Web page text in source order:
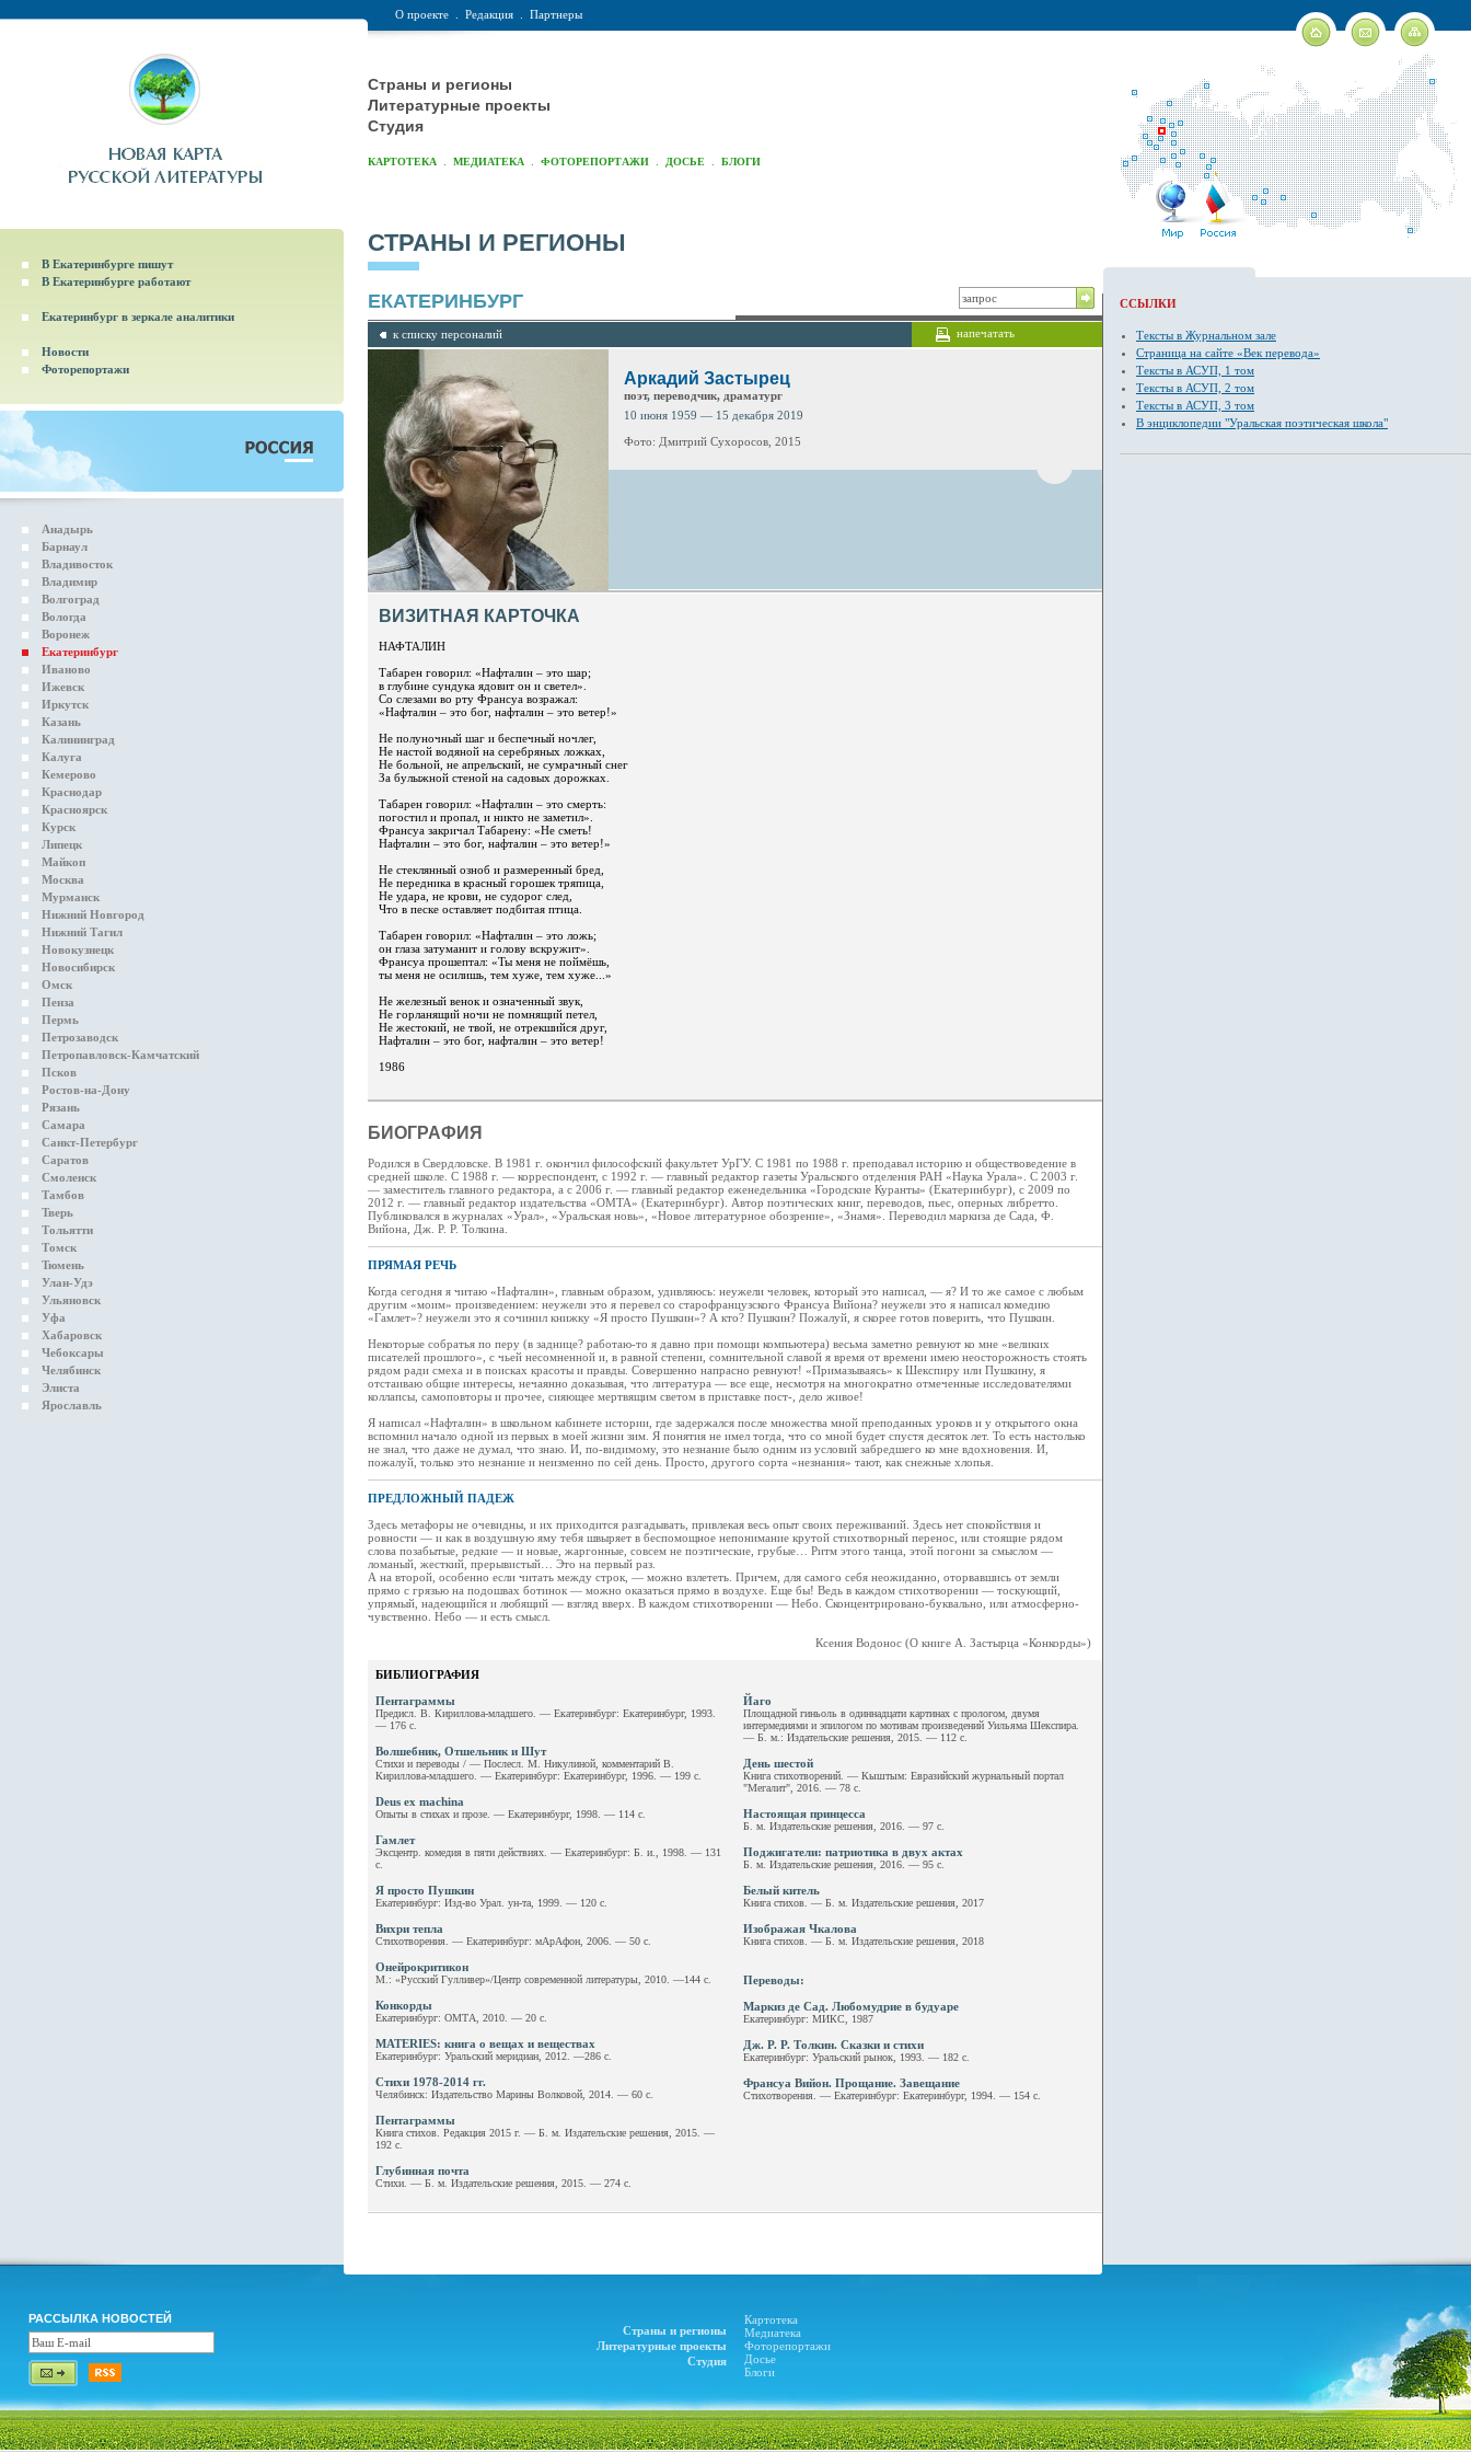
О проекте Редакция Партнеры
Страны и регионы
Литературные проекты
Студия
КАРТОТЕКА МЕДИАТЕКА ФОТОРЕПОРТАЖИ ДОСЬЕ БЛОГИ
В Екатеринбурге пишут
В Екатеринбурге работают
Екатеринбург в зеркале аналитики
Новости
Фоторепортажи
Анадырь
Барнаул
Владивосток
Владимир
Волгоград
Вологда
Воронеж
Екатеринбург
Иваново
Ижевск
Иркутск
Казань
Калининград
Калуга
Кемерово
Краснодар
Красноярск
Курск
Липецк
Майкоп
Москва
Мурманск
Нижний Новгород
Нижний Тагил
Новокузнецк
Новосибирск
Омск
Пенза
Пермь
Петрозаводск
Петропавловск-Камчатский
Псков
Ростов-на-Дону
Рязань
Самара
Санкт-Петербург
Саратов
Смоленск
Тамбов
Тверь
Тольятти
Томск
Тюмень
Улан-Удэ
Ульяновск
Уфа
Хабаровск
Чебоксары
Челябинск
Элиста
Ярославль
СТРАНЫ И РЕГИОНЫ
ЕКАТЕРИНБУРГ
к списку персоналий напечатать
Аркадий Застырец
поэт, переводчик, драматург
10 июня 1959 — 15 декабря 2019
Фото: Дмитрий Сухоросов, 2015
ВИЗИТНАЯ КАРТОЧКА
НАФТАЛИН
Табарен говорил: «Нафталин – это шар;
в глубине сундука ядовит он и светел».
Со слезами во рту Франсуа возражал:
«Нафталин – это бог, нафталин – это ветер!»
Не полуночный шаг и беспечный ночлег,
Не настой водяной на серебряных ложках,
Не больной, не апрельский, не сумрачный снег
За булыжной стеной на садовых дорожках.
Табарен говорил: «Нафталин – это смерть:
погостил и пропал, и никто не заметил».
Франсуа закричал Табарену: «Не сметь!
Нафталин – это бог, нафталин – это ветер!»
Не стеклянный озноб и размеренный бред,
Не передника в красный горошек тряпица,
Не удара, не крови, не судорог след,
Что в песке оставляет подбитая птица.
Табарен говорил: «Нафталин – это ложь;
он глаза затуманит и голову вскружит».
Франсуа прошептал: «Ты меня не поймёшь,
ты меня не осилишь, тем хуже, тем хуже...»
Не железный венок и означенный звук,
Не горланящий ночи не помнящий петел,
Не жестокий, не твой, не отрекшийся друг,
Нафталин – это бог, нафталин – это ветер!
1986
БИОГРАФИЯ
Родился в Свердловске. В 1981 г. окончил философский факультет УрГУ. С 1981 по 1988 г. преподавал историю и обществоведение в
средней школе. С 1988 г. — корреспондент, с 1992 г. — главный редактор газеты Уральского отделения РАН «Наука Урала». С 2003 г.
— заместитель главного редактора, а с 2006 г. — главный редактор еженедельника «Городские Куранты» (Екатеринбург), с 2009 по
2012 г. — главный редактор издательства «ОМТА» (Екатеринбург). Автор поэтических книг, переводов, пьес, оперных либретто.
Публиковался в журналах «Урал», «Уральская новь», «Новое литературное обозрение», «Знамя». Переводил маркиза де Сада, Ф.
Вийона, Дж. Р. Р. Толкина.
ПРЯМАЯ РЕЧЬ
Когда сегодня я читаю «Нафталин», главным образом, удивляюсь: неужели человек, который это написал, — я? И то же самое с любым
другим «моим» произведением: неужели это я перевел со старофранцузского Франсуа Вийона? неужели это я написал комедию
«Гамлет»? неужели это я сочинил книжку «Я просто Пушкин»? А кто? Пушкин? Пожалуй, я скорее готов поверить, что Пушкин.
Некоторые собратья по перу (в заднице? работаю-то я давно при помощи компьютера) весьма заметно ревнуют ко мне «великих
писателей прошлого», с чьей несомненной и, в равной степени, сомнительной славой я время от времени имею неосторожность стоять
рядом ради смеха и в поисках красоты и правды. Совершенно напрасно ревнуют! «Примазываясь» к Шекспиру или Пушкину, я
отстаиваю общие интересы, нечаянно доказывая, что литература — все еще, несмотря на многократно отмеченные исследователями
коллапсы, самоповторы и прочее, сияющее мертвящим светом в приставке пост-, дело живое!
Я написал «Нафталин» в школьном кабинете истории, где задержался после множества мной преподанных уроков и у открытого окна
вспомнил начало одной из первых в моей жизни зим. Я понятия не имел тогда, что со мной будет спустя десяток лет. То есть настолько
не знал, что даже не думал, что знаю. И, по-видимому, это незнание было одним из условий забредшего ко мне вдохновения. И,
пожалуй, только это незнание и неизменно по сей день. Просто, другого сорта «незнания» тают, как снежные хлопья.
ПРЕДЛОЖНЫЙ ПАДЕЖ
Здесь метафоры не очевидны, и их приходится разгадывать, привлекая весь опыт своих переживаний. Здесь нет спокойствия и
ровности — и как в воздушную яму тебя швыряет в беспомощное непонимание крутой стихотворный перенос, или стоящие рядом
слова позабытые, редкие — и новые, жаргонные, совсем не поэтические, грубые… Ритм этого танца, этой погони за смыслом —
ломаный, жесткий, прерывистый… Это на первый раз.
А на второй, особенно если читать между строк, — можно взлететь. Причем, для самого себя неожиданно, оторвавшись от земли
прямо с грязью на подошвах ботинок — можно оказаться прямо в воздухе. Еще бы! Ведь в каждом стихотворении — тоскующий,
упрямый, надеющийся и любящий — взгляд вверх. В каждом стихотворении — Небо. Сконцентрировано-буквально, или атмосферно-
чувственно. Небо — и есть смысл.
Ксения Водонос (О книге А. Застырца «Конкорды»)
БИБЛИОГРАФИЯ
Пентаграммы
Предисл. В. Кириллова-младшего. — Екатеринбург: Екатеринбург, 1993.
— 176 с.
Волшебник, Отшельник и Шут
Стихи и переводы / — Послесл. М. Никулиной, комментарий В.
Кириллова-младшего. — Екатеринбург: Екатеринбург, 1996. — 199 с.
Deus ex machina
Опыты в стихах и прозе. — Екатеринбург, 1998. — 114 с.
Гамлет
Эксцентр. комедия в пяти действиях. — Екатеринбург: Б. и., 1998. — 131
с.
Я просто Пушкин
Екатеринбург: Изд-во Урал. ун-та, 1999. — 120 с.
Вихри тепла
Стихотворения. — Екатеринбург: мАрАфон, 2006. — 50 с.
Онейрокритикон
M.: «Русский Гулливер»/Центр современной литературы, 2010. —144 с.
Конкорды
Екатеринбург: ОМТА, 2010. — 20 с.
MATERIES: книга о вещах и веществах
Екатеринбург: Уральский меридиан, 2012. —286 с.
Стихи 1978-2014 гг.
Челябинск: Издательство Марины Волковой, 2014. — 60 с.
Пентаграммы
Книга стихов. Редакция 2015 г. — Б. м. Издательские решения, 2015. —
192 с.
Глубинная почта
Стихи. — Б. м. Издательские решения, 2015. — 274 с.
Йаго
Площадной гиньоль в одиннадцати картинах с прологом, двумя
интермедиями и эпилогом по мотивам произведений Уильяма Шекспира.
— Б. м.: Издательские решения, 2015. — 112 с.
День шестой
Книга стихотворений. — Кыштым: Евразийский журнальный портал
"Мегалит", 2016. — 78 с.
Настоящая принцесса
Б. м. Издательские решения, 2016. — 97 с.
Поджигатели: патриотика в двух актах
Б. м. Издательские решения, 2016. — 95 с.
Белый китель
Книга стихов. — Б. м. Издательские решения, 2017
Изображая Чкалова
Книга стихов. — Б. м. Издательские решения, 2018
Переводы:
Маркиз де Сад. Любомудрие в будуаре
Екатеринбург: МИКС, 1987
Дж. Р. Р. Толкин. Сказки и стихи
Екатеринбург: Уральский рынок, 1993. — 182 с.
Франсуа Вийон. Прощание. Завещание
Стихотворения. — Екатеринбург: Екатеринбург, 1994. — 154 с.
ССЫЛКИ
Тексты в Журнальном зале
Страница на сайте «Век перевода»
Тексты в АСУП, 1 том
Тексты в АСУП, 2 том
Тексты в АСУП, 3 том
В энциклопедии "Уральская поэтическая школа"
РАССЫЛКА НОВОСТЕЙ
Страны и регионы
Литературные проекты
Студия
Картотека
Медиатека
Фоторепортажи
Досье
Блоги